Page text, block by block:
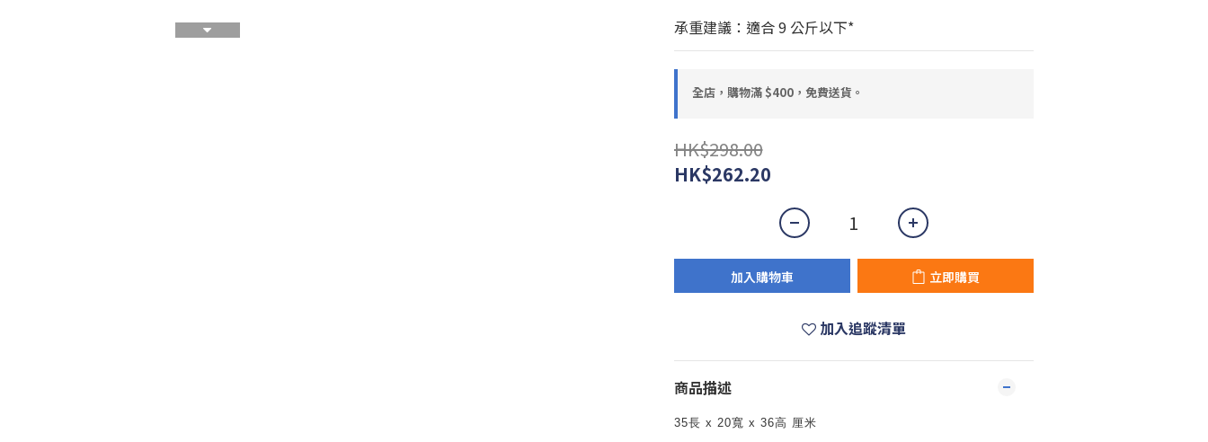
承重建議：適合 9 公斤以下*
全店，購物滿 $400，免費送貨。
HK$298.00
HK$262.20
加入購物車 立即購買
加入追蹤清單
商品描述
35長 x 20寬 x 36高 厘米